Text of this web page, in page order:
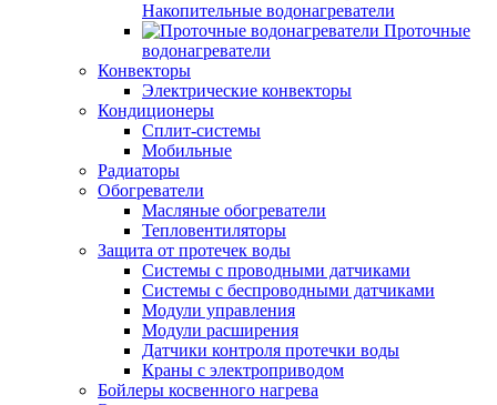
Накопительные водонагреватели
Проточные
водонагреватели
Конвекторы
Электрические конвекторы
Кондиционеры
Сплит-системы
Мобильные
Радиаторы
Обогреватели
Масляные обогреватели
Тепловентиляторы
Защита от протечек воды
Системы с проводными датчиками
Системы с беспроводными датчиками
Модули управления
Модули расширения
Датчики контроля протечки воды
Краны с электроприводом
Бойлеры косвенного нагрева